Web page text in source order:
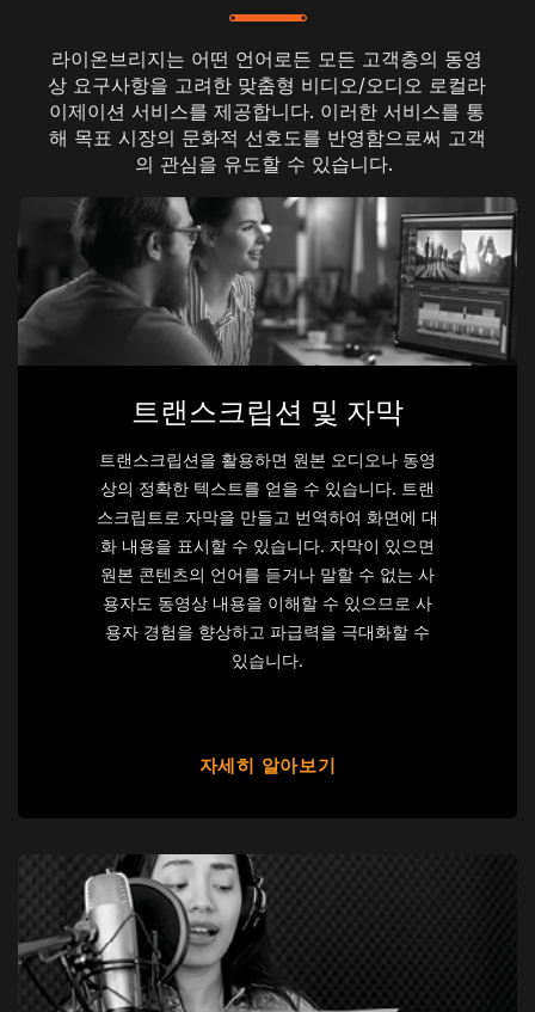
라이온브리지는 어떤 언어로든 모든 고객층의 동영
상 요구사항을 고려한 맞춤형 비디오/오디오 로컬라
이제이션 서비스를 제공합니다. 이러한 서비스를 통
해 목표 시장의 문화적 선호도를 반영함으로써 고객
의 관심을 유도할 수 있습니다.
트랜스크립션 및 자막
트랜스크립션을 활용하면 원본 오디오나 동영
상의 정확한 텍스트를 얻을 수 있습니다. 트랜
스크립트로 자막을 만들고 번역하여 화면에 대
화 내용을 표시할 수 있습니다. 자막이 있으면
원본 콘텐츠의 언어를 듣거나 말할 수 없는 사
용자도 동영상 내용을 이해할 수 있으므로 사
용자 경험을 향상하고 파급력을 극대화할 수
있습니다.
자세히 알아보기